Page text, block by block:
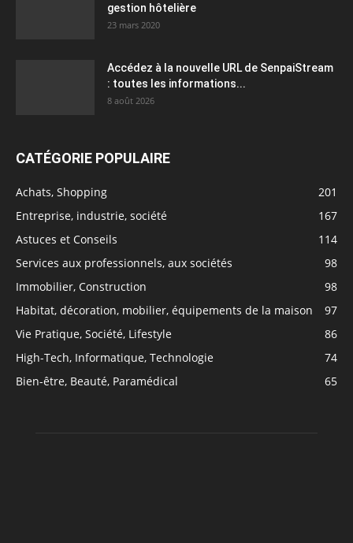
gestion hôtelière
23 mars 2020
Accédez à la nouvelle URL de SenpaiStream
: toutes les informations...
8 août 2026
CATÉGORIE POPULAIRE
Achats, Shopping
201
Entreprise, industrie, société
167
Astuces et Conseils
114
Services aux professionnels, aux sociétés
98
Immobilier, Construction
98
Habitat, décoration, mobilier, équipements de la maison
97
Vie Pratique, Société, Lifestyle
86
High-Tech, Informatique, Technologie
74
Bien-être, Beauté, Paramédical
65